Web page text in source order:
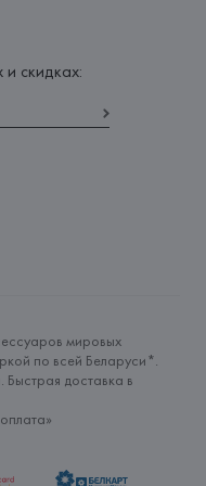
скидках:
мировых
по всей Беларуси*.
доставка в
»